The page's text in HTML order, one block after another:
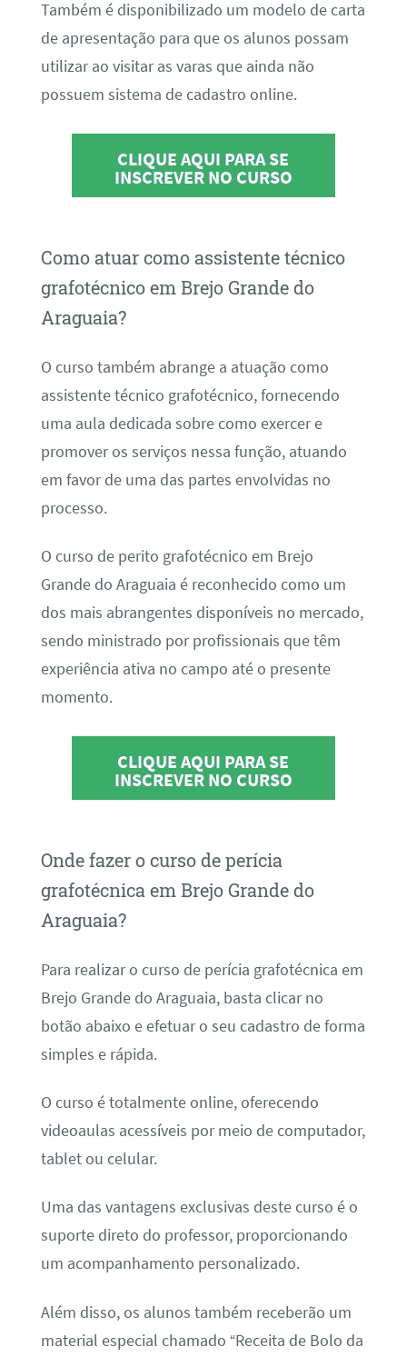
Também é disponibilizado um modelo de carta
de apresentação para que os alunos possam
utilizar ao visitar as varas que ainda não
possuem sistema de cadastro online.
CLIQUE AQUI PARA SE
INSCREVER NO CURSO
Como atuar como assistente técnico
grafotécnico em Brejo Grande do
Araguaia?
O curso também abrange a atuação como
assistente técnico grafotécnico, fornecendo
uma aula dedicada sobre como exercer e
promover os serviços nessa função, atuando
em favor de uma das partes envolvidas no
processo.
O curso de perito grafotécnico em Brejo
Grande do Araguaia é reconhecido como um
dos mais abrangentes disponíveis no mercado,
sendo ministrado por profissionais que têm
experiência ativa no campo até o presente
momento.
CLIQUE AQUI PARA SE
INSCREVER NO CURSO
Onde fazer o curso de perícia
grafotécnica em Brejo Grande do
Araguaia?
Para realizar o curso de perícia grafotécnica em
Brejo Grande do Araguaia, basta clicar no
botão abaixo e efetuar o seu cadastro de forma
simples e rápida.
O curso é totalmente online, oferecendo
videoaulas acessíveis por meio de computador,
tablet ou celular.
Uma das vantagens exclusivas deste curso é o
suporte direto do professor, proporcionando
um acompanhamento personalizado.
Além disso, os alunos também receberão um
material especial chamado “Receita de Bolo da